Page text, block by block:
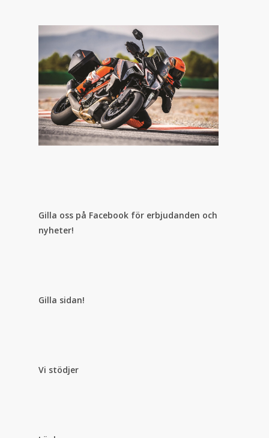
Gilla oss på Facebook för erbjudanden och
nyheter!
Gilla sidan!
Vi stödjer